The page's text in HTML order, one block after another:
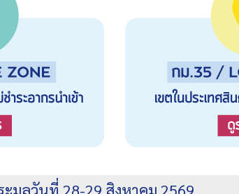
มูลวันที่ 28-29 สิงหาคม 2569